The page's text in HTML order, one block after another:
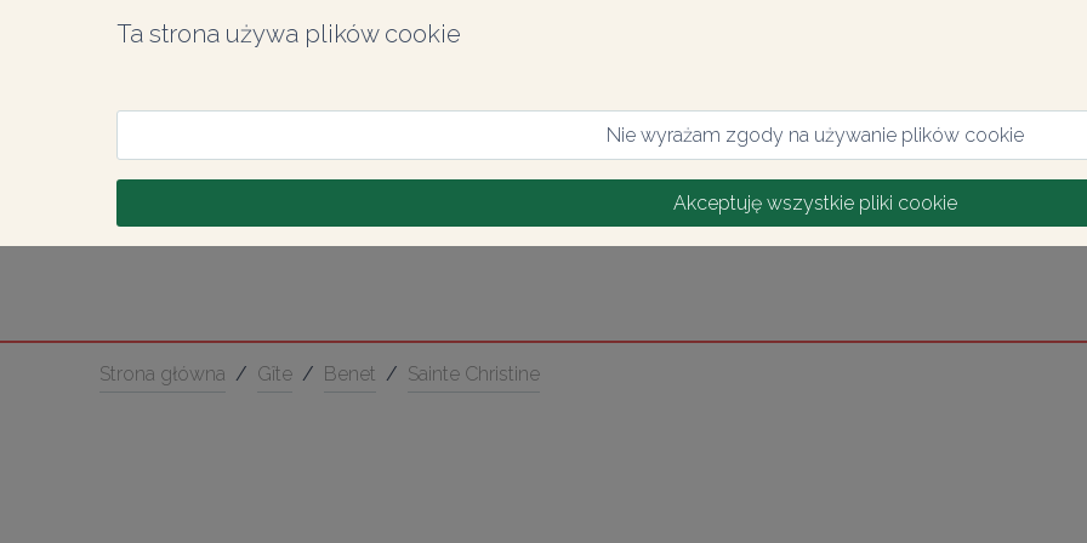
Ta strona używa plików cookie
Nie wyrażam zgody na używanie plików cookie
Akceptuję wszystkie pliki cookie
Strona główna / Gîte / Benet / Sainte Christine